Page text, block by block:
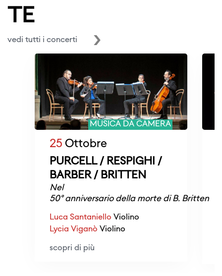
TE
vedi tutti i concerti
MUSICA DA CAMERA
25 Ottobre
PURCELL / RESPIGHI /
BARBER / BRITTEN
Nel
50° anniversario della morte di B. Britten
Luca Santaniello Violino
Lycia Viganò Violino
scopri di più